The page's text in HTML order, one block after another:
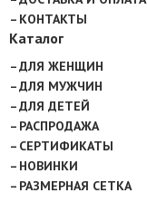
КОНТАКТЫ
Каталог
ДЛЯ ЖЕНЩИН
ДЛЯ МУЖЧИН
ДЛЯ ДЕТЕЙ
РАСПРОДАЖА
СЕРТИФИКАТЫ
НОВИНКИ
РАЗМЕРНАЯ СЕТКА